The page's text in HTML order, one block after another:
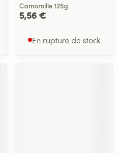
Camomille 125g
5,56 €
En rupture de stock